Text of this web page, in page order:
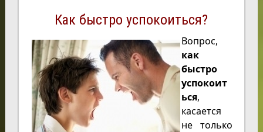
Как быстро успокоиться?
Вопрос,
как
быстро
успокоит
ься,
касается
не только